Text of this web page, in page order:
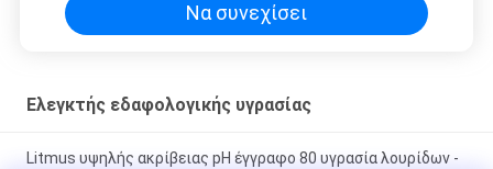
Να συνεχίσει
Ελεγκτής εδαφολογικής υγρασίας
Litmus υψηλής ακρίβειας pH έγγραφο 80 υγρασία λουρίδων -